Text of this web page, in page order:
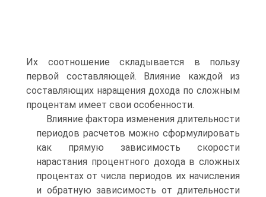
Их соотношение складывается в пользу
первой составляющей. Влияние каждой из
составляющих наращения дохода по сложным
процентам имеет свои особенности.
Влияние фактора изменения длительности
периодов расчетов можно сформулировать
как прямую зависимость скорости
нарастания процентного дохода в сложных
процентах от числа периодов их начисления
и обратную зависимость от длительности